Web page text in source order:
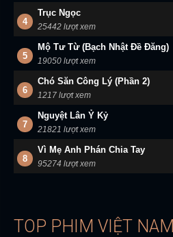
4
Trục Ngọc
25442 lượt xem
5
Mộ Tư Từ (Bạch Nhật Đề Đăng)
19050 lượt xem
6
Chó Săn Công Lý (Phần 2)
1217 lượt xem
7
Nguyệt Lân Ỷ Kỷ
21821 lượt xem
8
Vì Mẹ Anh Phán Chia Tay
95274 lượt xem
TOP PHIM VIỆT NAM